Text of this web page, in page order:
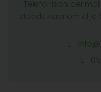
Telefonisch, per
steeds klaar om al